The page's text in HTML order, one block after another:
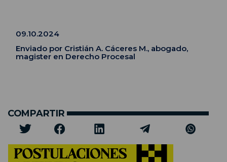
09.10.2024
Enviado por Cristián A. Cáceres M., abogado,
magister en Derecho Procesal
COMPARTIR